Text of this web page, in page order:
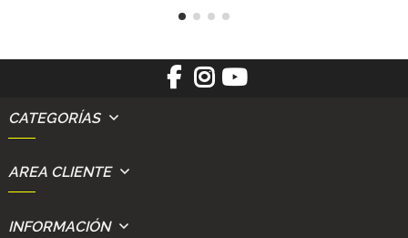
CATEGORÍAS
AREA CLIENTE
INFORMACIÓN